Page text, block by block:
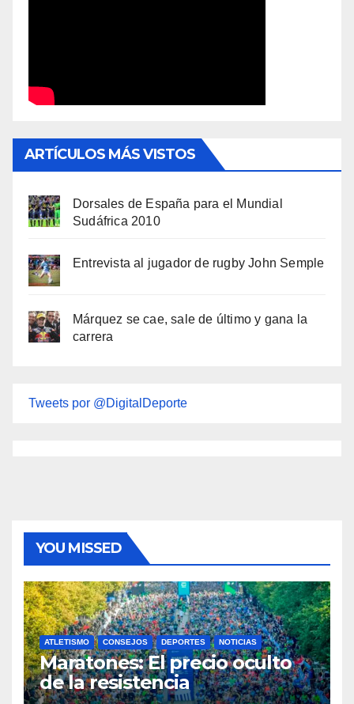
ARTÍCULOS MÁS VISTOS
Dorsales de España para el Mundial
Sudáfrica 2010
Entrevista al jugador de rugby John Semple
Márquez se cae, sale de último y gana la
carrera
Tweets por @DigitalDeporte
YOU MISSED
ATLETISMO CONSEJOS DEPORTES NOTICIAS
Maratones: El precio oculto
de la resistencia